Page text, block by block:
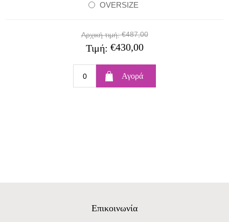
OVERSIZE
Αρχική τιμή: €487,00
Τιμή: €430,00
Επικοινωνία